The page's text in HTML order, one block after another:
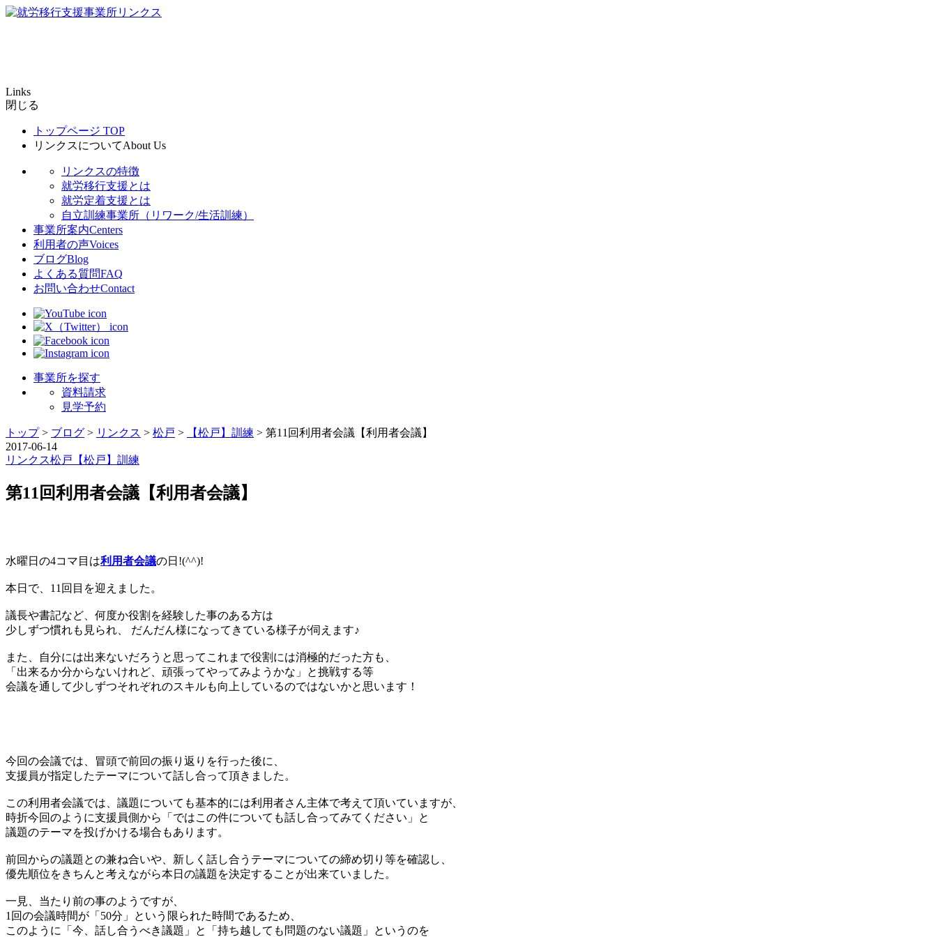
Links
閉じる
トップページ TOP
リンクスについてAbout Us
リンクスの特徴
就労移行支援とは
就労定着支援とは
自立訓練事業所（リワーク/生活訓練）
事業所案内Centers
利用者の声Voices
ブログBlog
よくある質問FAQ
お問い合わせContact
事業所を探す
資料請求
見学予約
トップ> ブログ > リンクス > 松戸 > 【松戸】訓練 > 第11回利用者会議【利用者会議】
2017-06-14
リンクス松戸 【松戸】訓練
第11回利用者会議【利用者会議】
水曜日の4コマ目は利用者会議の日!(^^)!
本日で、11回目を迎えました。
議長や書記など、何度か役割を経験した事のある方は
少しずつ慣れも見られ、 だんだん様になってきている様子が伺えます♪
また、自分には出来ないだろうと思ってこれまで役割には消極的だった方も、
「出来るか分からないけれど、頑張ってやってみようかな」と挑戦する等
会議を通して少しずつそれぞれのスキルも向上しているのではないかと思います！
今回の会議では、冒頭で前回の振り返りを行った後に、
支援員が指定したテーマについて話し合って頂きました。
この利用者会議では、議題についても基本的には利用者さん主体で考えて頂いていますが、
時折今回のように支援員側から「ではこの件についても話し合ってみてください」と
議題のテーマを投げかける場合もあります。
前回からの議題との兼ね合いや、新しく話し合うテーマについての締め切り等を確認し、
優先順位をきちんと考えながら本日の議題を決定することが出来ていました。
一見、当たり前の事のようですが、
1回の会議時間が「50分」という限られた時間であるため、
このように「今、話し合うべき議題」と「持ち越しても問題のない議題」というのを